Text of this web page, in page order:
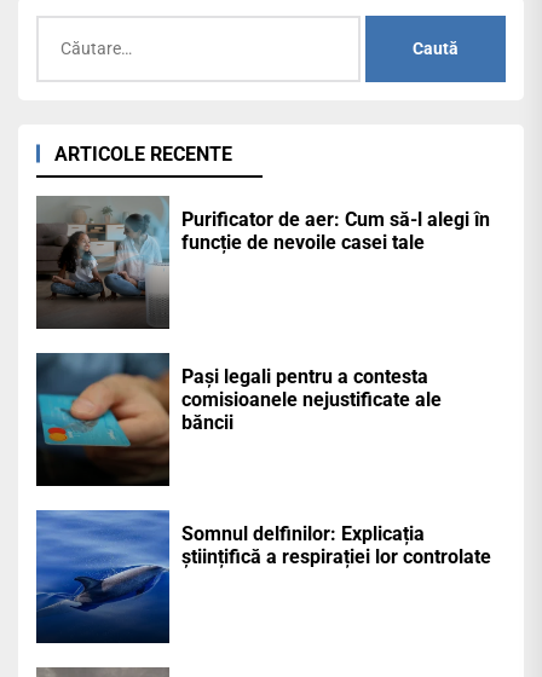
după:
ARTICOLE RECENTE
Purificator de aer: Cum să-l alegi în
funcție de nevoile casei tale
Pași legali pentru a contesta
comisioanele nejustificate ale
băncii
Somnul delfinilor: Explicația
științifică a respirației lor controlate